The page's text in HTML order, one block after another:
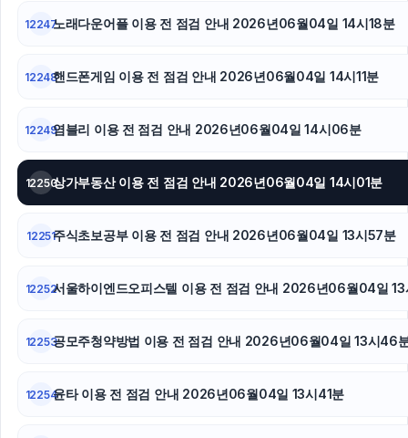
12247노래다운어플 이용 전 점검 안내 2026년06월04일 14시18분
12248핸드폰게임 이용 전 점검 안내 2026년06월04일 14시11분
12249염블리 이용 전 점검 안내 2026년06월04일 14시06분
12250상가부동산 이용 전 점검 안내 2026년06월04일 14시01분
12251주식초보공부 이용 전 점검 안내 2026년06월04일 13시57분
12252서울하이엔드오피스텔 이용 전 점검 안내 2026년06월04일
12253공모주청약방법 이용 전 점검 안내 2026년06월04일 13시46
12254윤타 이용 전 점검 안내 2026년06월04일 13시41분